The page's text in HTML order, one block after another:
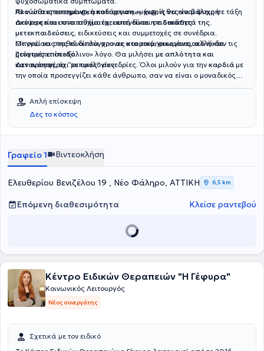
Αν νιώθεις πιεσμέν@, αποδιοργανωμέν@, ή θες να βάλεις σε τάξη
σκέψεις και συναισθήματα,αυτή είναι η ειδικότητά της.
Πλούσια επιστημονική κατάρτιση — χωρίς να είναι ψυχρή
Δεν αρκείται στο πτυχίο: έχει επενδύσει σεδεκάδες
μετεκπαιδεύσεις, ειδικεύσεις και συμμετοχές σε συνέδρια.
Οι γνώσεις της είναι σύγχρονες και τεκμηριωμένες, αλλά δεν τις
μετατρέπει σε «ξύλινο» λόγο. Θα μιλήσει με απλότητα και
κατανόηση, όχι με ορολογίες.
Μπορεί να σταθεί δίπλα σουσε ατομικό, οικογενειακό ή και
ζεύγους επίπεδο.
Δεν προσφέρει “τυπικές” συνεδρίες. Όλοι μιλούν για την καρδιά με
την οποία προσεγγίζει κάθε άνθρωπο, σαν να είναι ο μοναδικός
Απλή επίσκεψη
Δες το κόστος
Γραφείο 1 Βιντεοκλήση
Ελευθερίου Βενιζέλου 19 , Νέο Φάληρο, ΑΤΤΙΚΗ 6,5 km
Επόμενη διαθεσιμότητα Κλείσε ραντεβού
Κέντρο Ειδικών Θεραπειών "Η Γέφυρα"
Κοινωνικός Λειτουργός
Νέος συνεργάτης
Σχετικά με τον ειδικό